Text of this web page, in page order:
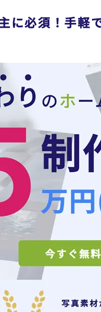
に必須！手軽